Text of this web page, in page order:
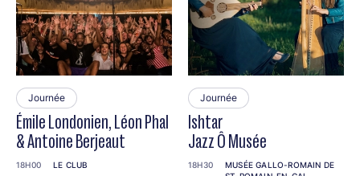
Journée
Émile Londonien, Léon Phal
& Antoine Berjeaut
18H00 LE CLUB
Journée
Ishtar
Jazz Ô Musée
18H30
MUSÉE GALLO-ROMAIN DE